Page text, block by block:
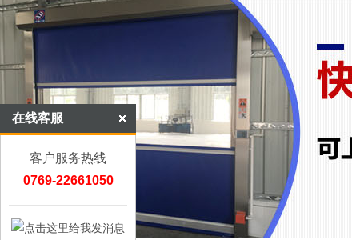
在线客服
客户服务热线
0769-22661050